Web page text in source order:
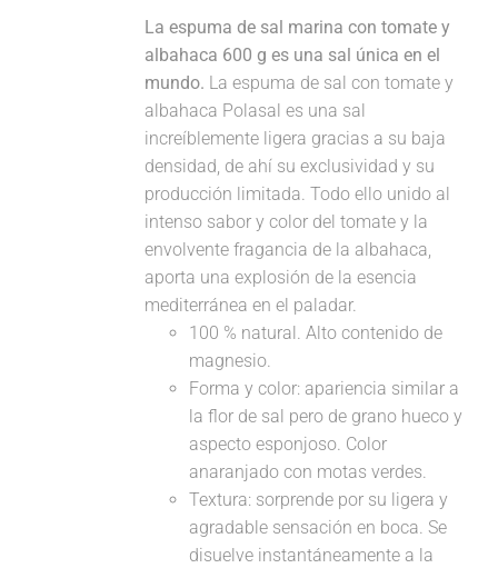
La espuma de sal marina con tomate y
albahaca 600 g es una sal única en el
mundo. La espuma de sal con tomate y
albahaca Polasal es una sal
increíblemente ligera gracias a su baja
densidad, de ahí su exclusividad y su
producción limitada. Todo ello unido al
intenso sabor y color del tomate y la
envolvente fragancia de la albahaca,
aporta una explosión de la esencia
mediterránea en el paladar.
100 % natural. Alto contenido de
magnesio.
Forma y color: apariencia similar a
la flor de sal pero de grano hueco y
aspecto esponjoso. Color
anaranjado con motas verdes.
Textura: sorprende por su ligera y
agradable sensación en boca. Se
disuelve instantáneamente a la